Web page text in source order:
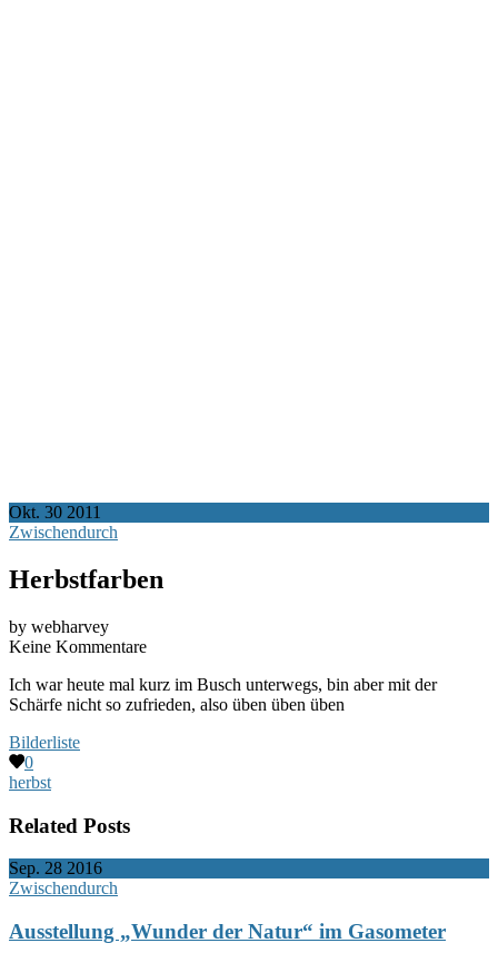
Okt. 30 2011
Zwischendurch
Herbstfarben
by webharvey
Keine Kommentare
Ich war heute mal kurz im Busch unterwegs, bin aber mit der
Schärfe nicht so zufrieden, also üben üben üben
Bilderliste
0
herbst
Related Posts
Sep. 28 2016
Zwischendurch
Ausstellung „Wunder der Natur“ im Gasometer